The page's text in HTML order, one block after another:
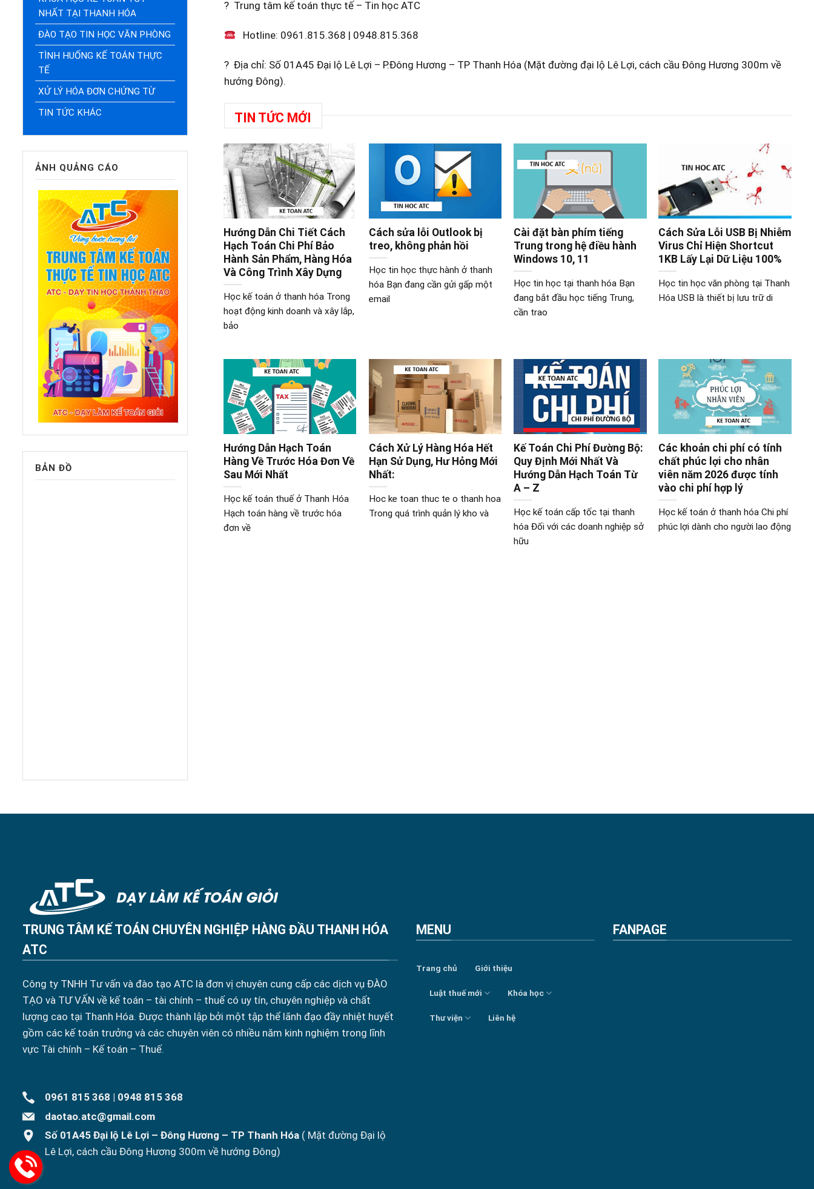
NHẤT TẠI THANH HÓA
ĐÀO TẠO TIN HỌC VĂN PHÒNG
TÌNH HUỐNG KẾ TOÁN THỰC
TẾ
XỬ LÝ HÓA ĐƠN CHỨNG TỪ
TIN TỨC KHÁC
ẢNH QUẢNG CÁO
BẢN ĐỒ
? Trung tâm kế toán thực tế – Tin học ATC
Hotline: 0961.815.368 | 0948.815.368
? Địa chỉ: Số 01A45 Đại lộ Lê Lợi – P.Đông Hương – TP Thanh Hóa (Mặt đường đại lộ Lê Lợi, cách cầu Đông Hương 300m về
hướng Đông).
TIN TỨC MỚI
Hướng Dẫn Chi Tiết Cách
Hạch Toán Chi Phí Bảo
Hành Sản Phẩm, Hàng Hóa
Và Công Trình Xây Dựng
Học kế toán ở thanh hóa Trong
hoạt động kinh doanh và xây lắp,
bảo
Cách sửa lỗi Outlook bị
treo, không phản hồi
Học tin học thực hành ở thanh
hóa Bạn đang cần gửi gấp một
email
Cài đặt bàn phím tiếng
Trung trong hệ điều hành
Windows 10, 11
Học tin học tại thanh hóa Bạn
đang bắt đầu học tiếng Trung,
cần trao
Cách Sửa Lỗi USB Bị Nhiễm
Virus Chỉ Hiện Shortcut
1KB Lấy Lại Dữ Liệu 100%
Học tin học văn phòng tại Thanh
Hóa USB là thiết bị lưu trữ di
Hướng Dẫn Hạch Toán
Hàng Về Trước Hóa Đơn Về
Sau Mới Nhất
Học kế toán thuế ở Thanh Hóa
Hạch toán hàng về trước hóa
đơn về
Cách Xử Lý Hàng Hóa Hết
Hạn Sử Dụng, Hư Hỏng Mới
Nhất:
Hoc ke toan thuc te o thanh hoa
Trong quá trình quản lý kho và
Kế Toán Chi Phí Đường Bộ:
Quy Định Mới Nhất Và
Hướng Dẫn Hạch Toán Từ
A – Z
Học kế toán cấp tốc tại thanh
hóa Đối với các doanh nghiệp sở
hữu
Các khoản chi phí có tính
chất phúc lợi cho nhân
viên năm 2026 được tính
vào chi phí hợp lý
Học kế toán ở thanh hóa Chi phí
phúc lợi dành cho người lao động
TRUNG TÂM KẾ TOÁN CHUYÊN NGHIỆP HÀNG ĐẦU THANH HÓA
ATC
Công ty TNHH Tư vấn và đào tạo ATC là đơn vị chuyên cung cấp các dịch vụ ĐÀO
TẠO và TƯ VẤN về kế toán – tài chính – thuế có uy tín, chuyên nghiệp và chất
lượng cao tại Thanh Hóa. Được thành lập bởi một tập thể lãnh đạo đầy nhiệt huyết
gồm các kế toán trưởng và các chuyên viên có nhiều năm kinh nghiệm trong lĩnh
vực Tài chính – Kế toán – Thuế.
0961 815 368 | 0948 815 368
daotao.atc@gmail.com
Số 01A45 Đại lộ Lê Lợi – Đông Hương – TP Thanh Hóa ( Mặt đường Đại lộ
Lê Lợi, cách cầu Đông Hương 300m về hướng Đông)
MENU
Trang chủ Giới thiệu
Luật thuế mới Khóa học
Thư viện Liên hệ
FANPAGE